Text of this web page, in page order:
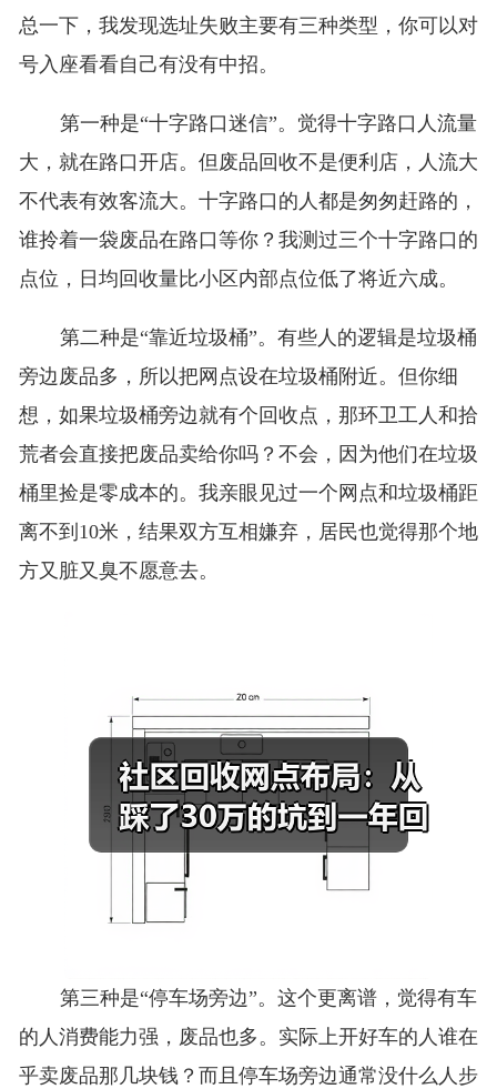
总一下，我发现选址失败主要有三种类型，你可以对
号入座看看自己有没有中招。
第一种是“十字路口迷信”。觉得十字路口人流量
大，就在路口开店。但废品回收不是便利店，人流大
不代表有效客流大。十字路口的人都是匆匆赶路的，
谁拎着一袋废品在路口等你？我测过三个十字路口的
点位，日均回收量比小区内部点位低了将近六成。
第二种是“靠近垃圾桶”。有些人的逻辑是垃圾桶
旁边废品多，所以把网点设在垃圾桶附近。但你细
想，如果垃圾桶旁边就有个回收点，那环卫工人和拾
荒者会直接把废品卖给你吗？不会，因为他们在垃圾
桶里捡是零成本的。我亲眼见过一个网点和垃圾桶距
离不到10米，结果双方互相嫌弃，居民也觉得那个地
方又脏又臭不愿意去。
第三种是“停车场旁边”。这个更离谱，觉得有车
的人消费能力强，废品也多。实际上开好车的人谁在
乎卖废品那几块钱？而且停车场旁边通常没什么人步